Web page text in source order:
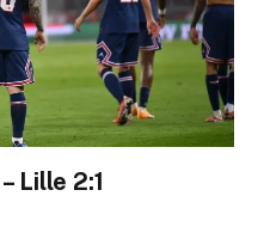
Lille 2:1